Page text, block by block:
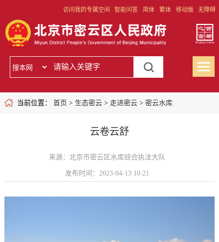
访问我的专属空间 智能问答 简体 繁体 移动版 无障碍
当前位置： 首页 > 生态密云> 走进密云> 密云水库
云卷云舒
来源：北京市密云区水库综合执法大队
发布时间：2023-04-13 10:21